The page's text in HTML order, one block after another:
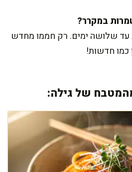
עד שלושה ימים. רק חממו מחדש
כמו חדשות!
של גילה: